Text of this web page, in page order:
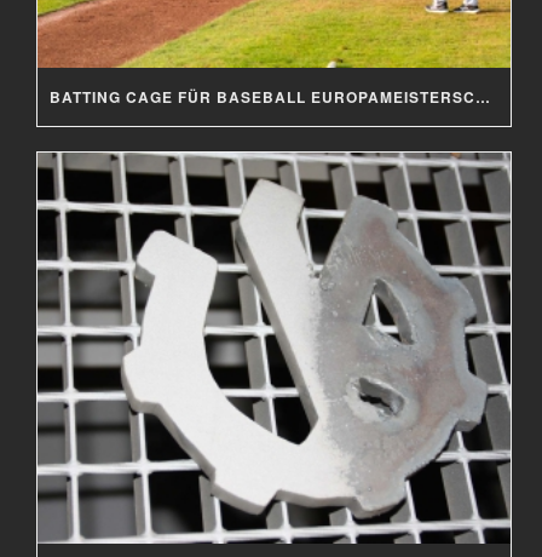
BATTING CAGE FÜR BASEBALL EUROPAMEISTERSCHAFT 2019